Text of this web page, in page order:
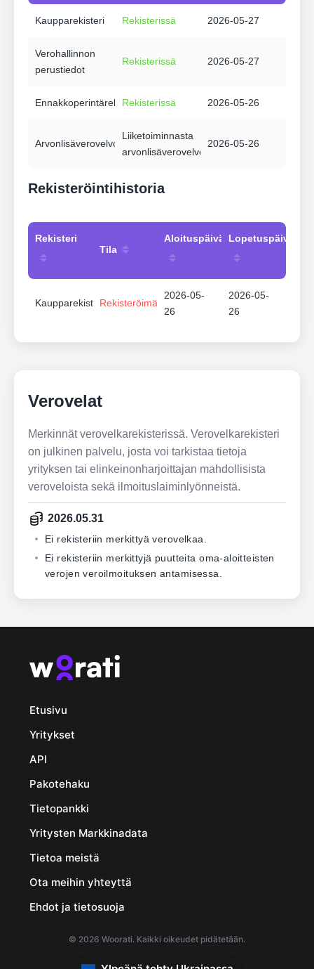
Kaupparekisteri Rekisterissä 2026-05-27
Verohallinnon
perustiedot
Rekisterissä 2026-05-27
EnnakkoperintärekisteriRekisterissä 2026-05-26
Arvonlisäverovelvollisuus
Liiketoiminnasta
arvonlisäverovelvollinen
2026-05-26
Rekisteröintihistoria
Rekisteri
Tila
Aloituspäivämäärä
KaupparekisteriRekisteröimätön
2026-05-
26
2026-05-
26
Verovelat
Merkinnät verovelkarekisterissä. Verovelkarekisteri
on julkinen palvelu, josta voi tarkistaa tietoja
yrityksen tai elinkeinonharjoittajan mahdollisista
veroveloista sekä ilmoituslaiminlyönneistä.
2026.05.31
Ei rekisteriin merkittyä verovelkaa.
Ei rekisteriin merkittyjä puutteita oma-aloitteisten
verojen veroilmoituksen antamisessa.
Etusivu
Yritykset
API
Pakotehaku
Tietopankki
Yritysten Markkinadata
Tietoa meistä
Ota meihin yhteyttä
Ehdot ja tietosuoja
© 2026 Woorati. Kaikki oikeudet pidätetään.